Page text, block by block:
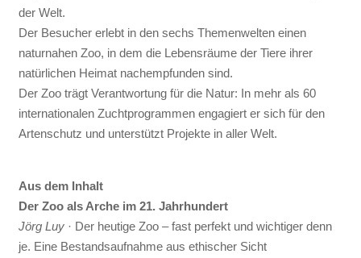
der Welt.
Der Besucher erlebt in den sechs Themenwelten einen
naturnahen Zoo, in dem die Lebensräume der Tiere ihrer
natürlichen Heimat nachempfunden sind.
Der Zoo trägt Verantwortung für die Natur: In mehr als 60
internationalen Zuchtprogrammen engagiert er sich für den
Artenschutz und unterstützt Projekte in aller Welt.
Aus dem Inhalt
Der Zoo als Arche im 21. Jahrhundert
Jörg Luy· Der heutige Zoo – fast perfekt und wichtiger denn
je. Eine Bestandsaufnahme aus ethischer Sicht